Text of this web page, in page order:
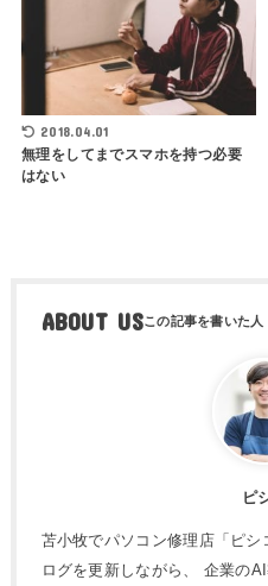
2018.04.01
無理をしてまでスマホを持つ必要
はない
ABOUT US
ピ
苫小牧でパソコン修理店「ピ
ログを更新しながら、 企業の